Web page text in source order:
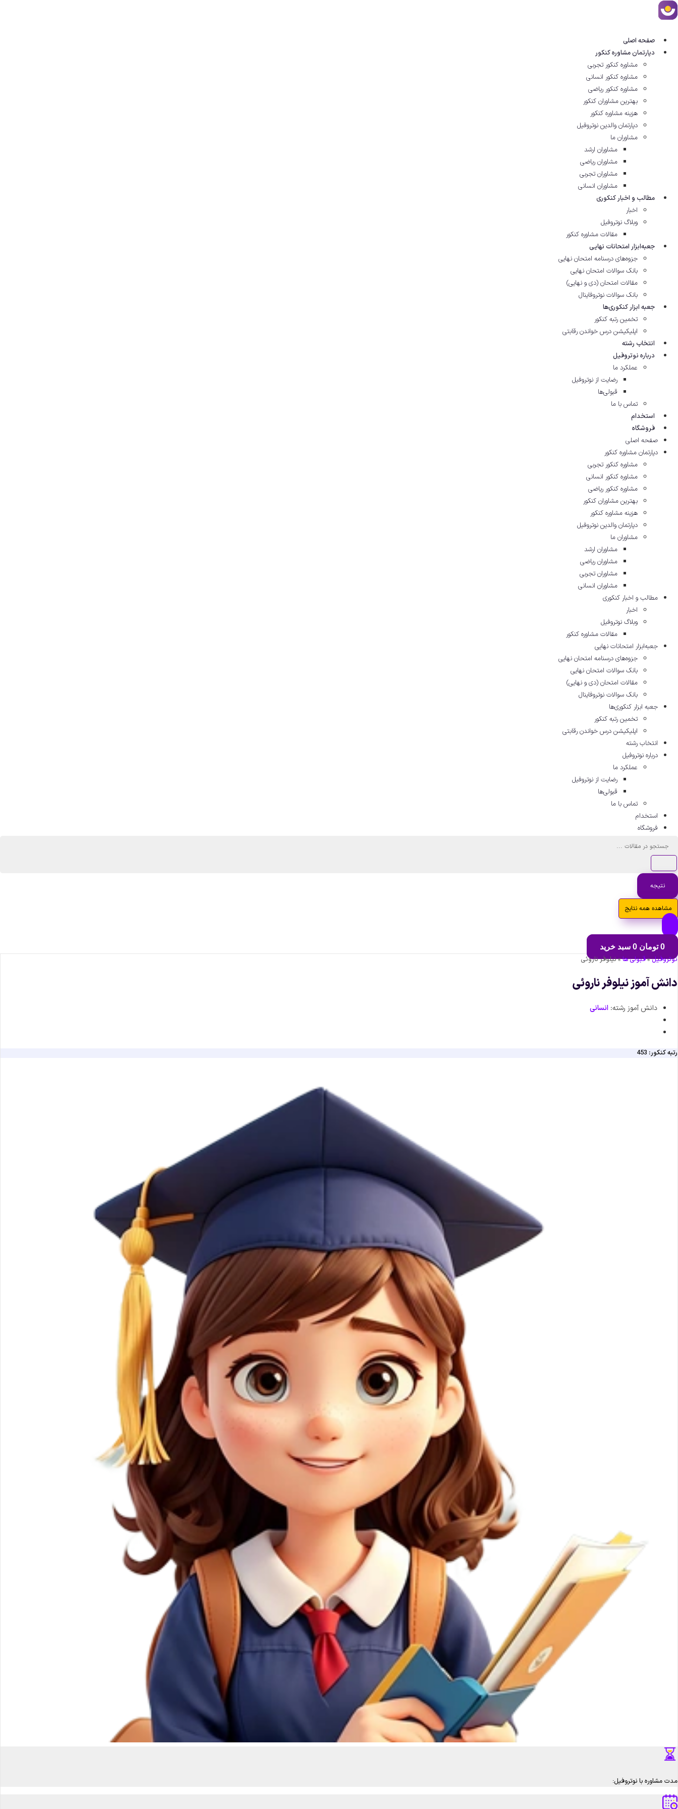
پرش
به
صفحه اصلی
دپارتمان مشاوره کنکور
مشاوره کنکور تجربی
مشاوره کنکور انسانی
مشاوره کنکور ریاضی
بهترین مشاوران کنکور
هزینه مشاوره کنکور
دپارتمان والدین نوتروفیل
مشاوران ما
مشاوران ارشد
مشاوران ریاضی
مشاوران تجربی
مشاوران انسانی
مطالب و اخبار کنکوری
اخبار
وبلاگ نوتروفیل
مقالات مشاوره‌ کنکور
جعبه‌ابزار امتحانات نهایی
جزوه‌های درسنامه امتحان نهایی
بانک سوالات امتحان نهایی
مقالات امتحان (دی و نهایی)
بانک سوالات نوتروفاینال
جعبه ابزار کنکوری‌ها
تخمین رتبه کنکور
اپلیکیشن درس خواندن رقابتی
انتخاب رشته
درباره نوتروفیل
عملکرد ما
رضایت از نوتروفیل
قبولی‌ها
تماس با ما
استخدام
فروشگاه
صفحه اصلی
دپارتمان مشاوره کنکور
مشاوره کنکور تجربی
مشاوره کنکور انسانی
مشاوره کنکور ریاضی
بهترین مشاوران کنکور
هزینه مشاوره کنکور
دپارتمان والدین نوتروفیل
مشاوران ما
مشاوران ارشد
مشاوران ریاضی
مشاوران تجربی
مشاوران انسانی
مطالب و اخبار کنکوری
اخبار
وبلاگ نوتروفیل
مقالات مشاوره‌ کنکور
جعبه‌ابزار امتحانات نهایی
جزوه‌های درسنامه امتحان نهایی
بانک سوالات امتحان نهایی
مقالات امتحان (دی و نهایی)
بانک سوالات نوتروفاینال
جعبه ابزار کنکوری‌ها
تخمین رتبه کنکور
اپلیکیشن درس خواندن رقابتی
انتخاب رشته
درباره نوتروفیل
عملکرد ما
رضایت از نوتروفیل
قبولی‌ها
تماس با ما
استخدام
فروشگاه
جستجو
نتیجه
مشاهده همه نتایج
0 تومان 0 سبد خرید
نوتروفیل»قبولی ها»نیلوفر ناروئی
دانش آموز نیلوفر ناروئی
دانش آموز رشته: انسانی
رتبه کنکور: 453
مدت مشاوره با نوتروفیل: